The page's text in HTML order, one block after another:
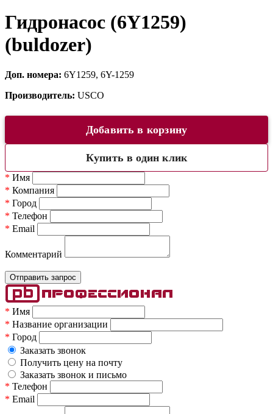
Гидронасос (6Y1259)
(buldozer)
Доп. номера: 6Y1259, 6Y-1259
Производитель: USCO
Добавить в корзину
Купить в один клик
* Имя
* Компания
* Город
* Телефон
* Email
Комментарий
* Имя
* Название организации
* Город
Заказать звонок
Получить цену на почту
Заказать звонок и письмо
* Телефон
* Email